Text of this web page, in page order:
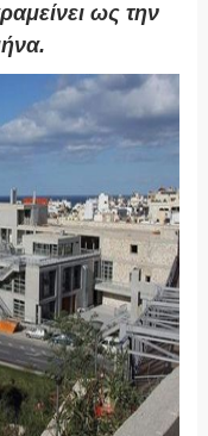
ως την